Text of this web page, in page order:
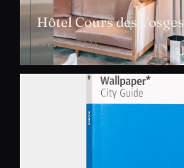
Hôtel Cours des Vosges
PARIS · 2024